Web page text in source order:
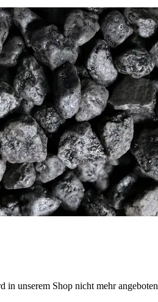
in unserem Shop nicht mehr angeboten